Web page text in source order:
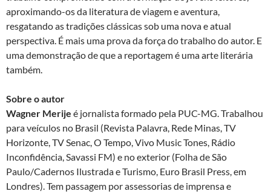
aproximando-os da literatura de viagem e aventura,
resgatando as tradições clássicas sob uma nova e atual
perspectiva. É mais uma prova da força do trabalho do autor. E
uma demonstração de que a reportagem é uma arte literária
também.
Sobre o autor
Wagner Merije é jornalista formado pela PUC-MG. Trabalhou
para veículos no Brasil (Revista Palavra, Rede Minas, TV
Horizonte, TV Senac, O Tempo, Vivo Music Tones, Rádio
Inconfidência, Savassi FM) e no exterior (Folha de São
Paulo/Cadernos Ilustrada e Turismo, Euro Brasil Press, em
Londres). Tem passagem por assessorias de imprensa e